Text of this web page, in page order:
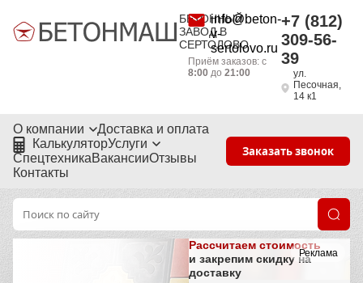
БЕТОННЫЙ
ЗАВОД В
СЕРТОЛОВО
info@beton-
v-
sertolovo.ru
Приём заказов: с
8:00до 21:00
+7 (812)
309-56-
39
ул.
Песочная,
14 к1
О компании
Доставка и оплата
КалькуляторУслуги
СпецтехникаВакансииОтзывы
Контакты
Заказать звонок
Реклама
Рассчитаем стоимость
и закрепим скидку на
доставку